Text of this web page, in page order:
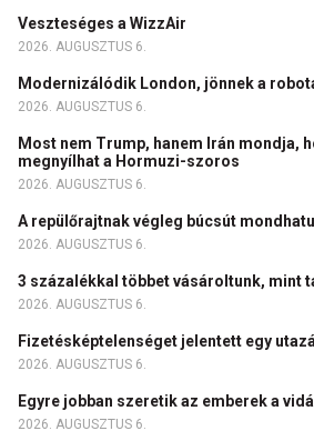
Veszteséges a WizzAir
2026. AUGUSZTUS 6.
Modernizálódik London, jönnek a
2026. AUGUSZTUS 6.
Most nem Trump, hanem Irán mondja,
megnyílhat a Hormuzi-szoros
2026. AUGUSZTUS 6.
A repülőrajtnak végleg búcsút
2026. AUGUSZTUS 6.
3 százalékkal többet vásároltunk, mint
2026. AUGUSZTUS 6.
Fizetésképtelenséget jelentett egy
2026. AUGUSZTUS 6.
Egyre jobban szeretik az emberek a
2026. AUGUSZTUS 6.